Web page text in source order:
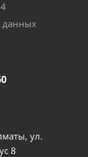
данных
ул.
8